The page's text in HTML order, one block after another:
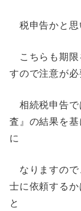
税申告かと思
こちらも期限
すので注意が必
相続税申告で
査』の結果を
に
なりますので
士に依頼する
と